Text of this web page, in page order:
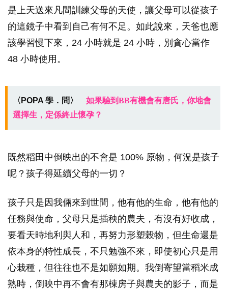
是上天送來凡間訓練父母的天使，讓父母可以從孩子
的這鏡子中看到自己有何不足。如此說來，天爸也應
該學習慢下來，24 小時就是 24 小時，別貪心當作
48 小時使用。
〈POPA 學．問〉
如果驗到BB有機會有唐氏，你地會
選擇生，定係終止懷孕？
既然稻田中倒映出的不會是 100% 原物，何況是孩子
呢？孩子得延續父母的一切？
孩子只是因我倆來到世間，他有他的生命，他有他的
任務與使命，父母只是插秧的農夫，有沒有好收成，
要看天時地利與人和，再努力形塑榖物，但生命還是
依本身的特性成長，不只勉強不來，即使初心只是用
心栽種，但往往也不是如願如期。我倒寄望當稻米成
熟時，倒映中再不會有那棟房子與農夫的影子，而是